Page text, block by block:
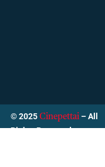
© 2025 Cinepettai – All
Rights Reserved